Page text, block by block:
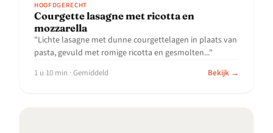
HOOFDGERECHT
Courgette lasagne met ricotta en
mozzarella
"Lichte lasagne met dunne courgettelagen in plaats van
pasta, gevuld met romige ricotta en gesmolten..."
1 u 10 min · Gemiddeld Bekijk →